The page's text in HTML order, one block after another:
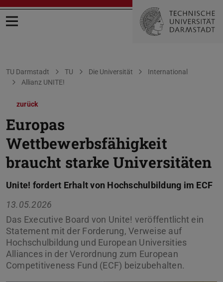
Menü öffnen
Sie befinden sich hier:
TU Darmstadt TU Die Universität
International
Allianz UNITE!
zurück
Europas
Wettbewerbsfähigkeit
braucht starke Universitäten
Unite! fordert Erhalt von Hochschulbildung im ECF
13.05.2026
Das Executive Board von Unite! veröffentlicht ein
Statement mit der Forderung, Verweise auf
Hochschulbildung und European Universities
Alliances in der Verordnung zum European
Competitiveness Fund (ECF) beizubehalten.